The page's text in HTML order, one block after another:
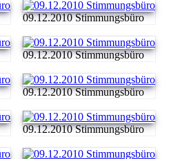
09.12.2010 Stimmungsbüro
09.12.2010 Stimmungsbüro
09.12.2010 Stimmungsbüro
09.12.2010 Stimmungsbüro